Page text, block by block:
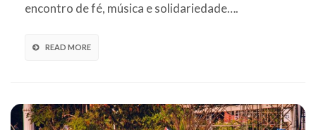
encontro de fé, música e solidariedade….
READ MORE